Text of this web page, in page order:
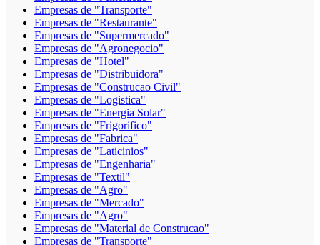
Empresas de "Transporte"
Empresas de "Restaurante"
Empresas de "Supermercado"
Empresas de "Agronegocio"
Empresas de "Hotel"
Empresas de "Distribuidora"
Empresas de "Construcao Civil"
Empresas de "Logistica"
Empresas de "Energia Solar"
Empresas de "Frigorifico"
Empresas de "Fabrica"
Empresas de "Laticinios"
Empresas de "Engenharia"
Empresas de "Textil"
Empresas de "Agro"
Empresas de "Mercado"
Empresas de "Agro"
Empresas de "Material de Construcao"
Empresas de "Transporte"